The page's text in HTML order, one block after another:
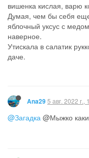
вишенка кислая, варю
Думая, чем бы себя
яблочный уксус с
наверное.
Утискала в салатик
даче.
Ana29 5 авг. 2022 г.,
@Загадка @Мыжко